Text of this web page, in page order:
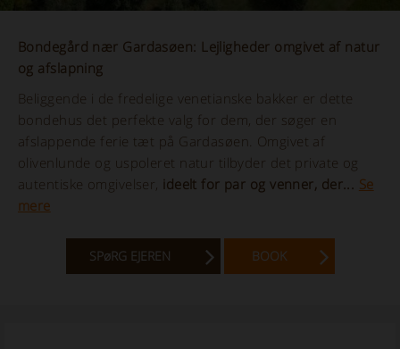
Bondegård nær Gardasøen: Lejligheder omgivet af natur
og afslapning
Beliggende i de fredelige venetianske bakker er dette
bondehus det perfekte valg for dem, der søger en
afslappende ferie tæt på Gardasøen. Omgivet af
olivenlunde og uspoleret natur tilbyder det private og
autentiske omgivelser, ideelt for par og venner, der... Se
mere
SPøRG EJEREN BOOK